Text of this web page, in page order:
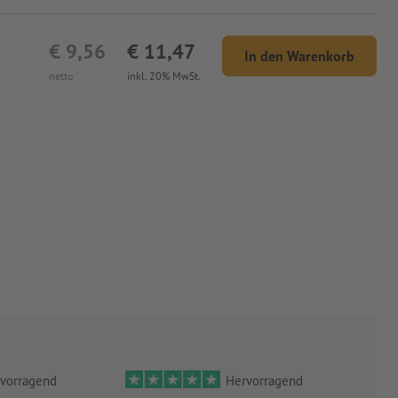
netto
€ 9,56
inkl. 20% MwSt.
€ 11,47 In den Warenkorb
Hervorragend